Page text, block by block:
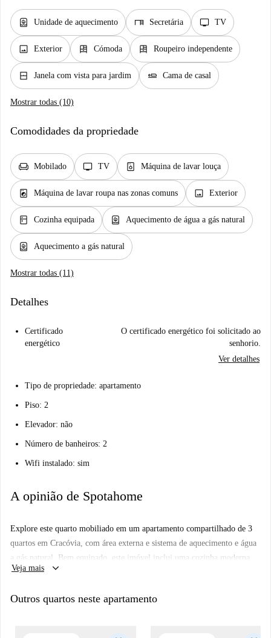
water_heater Unidade de aquecimento desk Secretária tv TV
image Exterior dresser Cómoda dresser Roupeiro independente
window_closed Janela com vista para jardim airline_seat_flat Cama de casal
Mostrar todas (10)
Comodidades da propriedade
chair Mobilado tv TV dishwasher_gen Máquina de lavar louça
local_laundry_service Máquina de lavar roupa nas zonas comuns image Exterior
kitchen Cozinha equipada water_heater Aquecimento de água a gás natural
water_heater Aquecimento a gás natural
Mostrar todas (11)
Detalhes
Certificado
energético
O certificado energético foi solicitado ao
senhorio.
Ver detalhes
Tipo de propriedade: apartamento
Piso: 2
Elevador: não
Número de banheiros: 2
Wifi instalado: sim
A opinião de Spotahome
Explore este quarto mobiliado em um apartamento compartilhado de 3
quartos em Cracóvia, com área externa e sistema de aquecimento e água
a gás natural. Bem equipado, este imóvel inclui uma cozinha moderna
com lava-louças e forno, além de comodidades compartilhadas como
Localizado na vibrante Rua Dietla, este apartamento está cercado por
Sushi, ambos nas proximidades. Atrações próximas incluem o JCC
Veja mais keyboard_arrow_down
Outros quartos neste apartamento